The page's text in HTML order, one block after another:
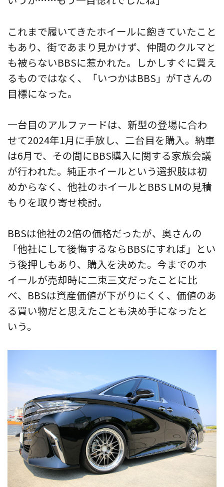
これまで履いてきたホイールに飽きていたこと
もあり、街であまり見かけず、仲間のクルマと
も被らないBBSに惹かれた。しかしすぐに買え
るものではなく、「いつかはBBS」がTさんの
目標になった。
一台目のアルファードは、新型の登場に合わ
せて2024年1月に手放し、二台目を購入。納車
は6月で、その間にBBS購入に関する家族会議
が行われた。純正ホイールという選択肢は初
めからなく、他社のホイールとBBS LMの見積
もりを取り寄せ検討。
BBSは他社の2倍の価格だったが、奥さんの
「他社にして後悔するならBBSにすれば」とい
う後押しもあり、購入を決めた。今までのホ
イールが売却時に二束三文だったことに比
べ、BBSは資産価値が下がりにくく、価値のあ
る買い物だと思えたことも決め手になったと
いう。